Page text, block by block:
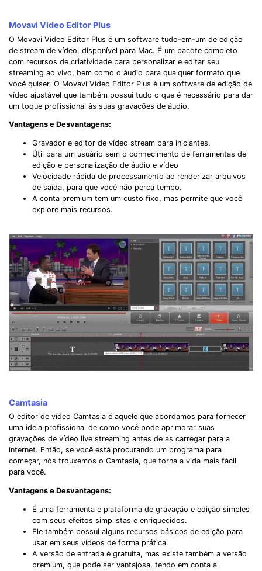
Movavi Video Editor Plus
O Movavi Video Editor Plus é um software tudo-em-um de edição
de stream de vídeo, disponível para Mac. É um pacote completo
com recursos de criatividade para personalizar e editar seu
streaming ao vivo, bem como o áudio para qualquer formato que
você quiser. O Movavi Video Editor Plus é um software de edição de
vídeo ajustável que também possui tudo o que é necessário para dar
um toque profissional às suas gravações de áudio.
Vantagens e Desvantagens:
Gravador e editor de vídeo stream para iniciantes.
Útil para um usuário sem o conhecimento de ferramentas de
edição e personalização de áudio e vídeo
Velocidade rápida de processamento ao renderizar arquivos
de saída, para que você não perca tempo.
A conta premium tem um custo fixo, mas permite que você
explore mais recursos.
Camtasia
O editor de vídeo Camtasia é aquele que abordamos para fornecer
uma ideia profissional de como você pode aprimorar suas
gravações de vídeo live streaming antes de as carregar para a
internet. Então, se você está procurando um programa para
começar, nós trouxemos o Camtasia, que torna a vida mais fácil
para você.
Vantagens e Desvantagens:
É uma ferramenta e plataforma de gravação e edição simples
com seus efeitos simplistas e enriquecidos.
Ele também possui alguns recursos básicos de edição para
usar em seus vídeos de forma prática.
A versão de entrada é gratuita, mas existe também a versão
premium, que pode ser vantajosa, tendo em conta a